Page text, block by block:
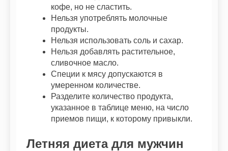
кофе, но не сластить.
Нельзя употреблять молочные
продукты.
Нельзя использовать соль и сахар.
Нельзя добавлять растительное,
сливочное масло.
Специи к мясу допускаются в
умеренном количестве.
Разделите количество продукта,
указанное в таблице меню, на число
приемов пищи, к которому привыкли.
Летняя диета для мужчин